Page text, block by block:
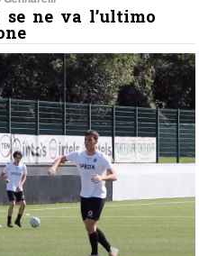
ne va l’ultimo